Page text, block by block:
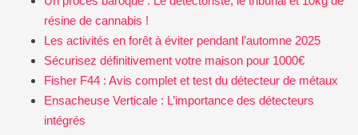
résine de cannabis !
Les activités en forêt à éviter pendant l’automne 2025
Sécurisez définitivement votre maison pour 1000€
Fisher F44 : Avis complet et test du détecteur de métaux
Ensacheuse Verticale : L’importance des détecteurs
intégrés